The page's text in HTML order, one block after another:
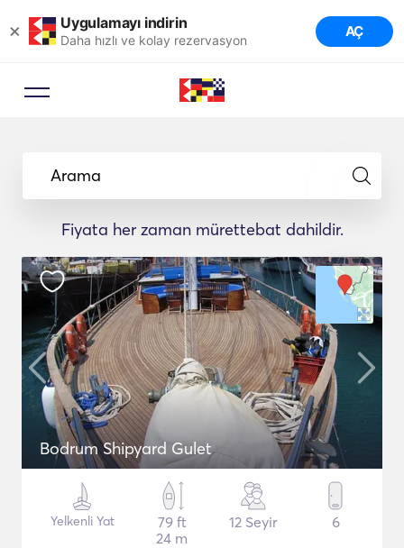
× Uygulamayı indirin
Daha hızlı ve kolay rezervasyon AÇ
Arama
Fiyata her zaman mürettebat dahildir.
Bodrum Shipyard Gulet
Yelkenli Yat
79 ft
24 m
12 Seyir 6